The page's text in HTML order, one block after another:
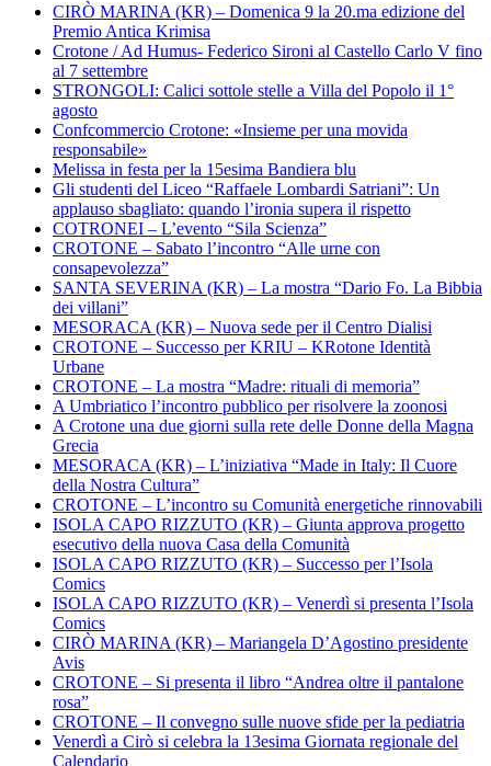
CIRÒ MARINA (KR) – Domenica 9 la 20.ma edizione del
Premio Antica Krimisa
Crotone / Ad Humus- Federico Sironi al Castello Carlo V fino
al 7 settembre
STRONGOLI: Calici sottole stelle a Villa del Popolo il 1°
agosto
Confcommercio Crotone: «Insieme per una movida
responsabile»
Melissa in festa per la 15esima Bandiera blu
Gli studenti del Liceo “Raffaele Lombardi Satriani”: Un
applauso sbagliato: quando l’ironia supera il rispetto
COTRONEI – L’evento “Sila Scienza”
CROTONE – Sabato l’incontro “Alle urne con
consapevolezza”
SANTA SEVERINA (KR) – La mostra “Dario Fo. La Bibbia
dei villani”
MESORACA (KR) – Nuova sede per il Centro Dialisi
CROTONE – Successo per KRIU – KRotone Identità
Urbane
CROTONE – La mostra “Madre: rituali di memoria”
A Umbriatico l’incontro pubblico per risolvere la zoonosi
A Crotone una due giorni sulla rete delle Donne della Magna
Grecia
MESORACA (KR) – L’iniziativa “Made in Italy: Il Cuore
della Nostra Cultura”
CROTONE – L’incontro su Comunità energetiche rinnovabili
ISOLA CAPO RIZZUTO (KR) – Giunta approva progetto
esecutivo della nuova Casa della Comunità
ISOLA CAPO RIZZUTO (KR) – Successo per l’Isola
Comics
ISOLA CAPO RIZZUTO (KR) – Venerdì si presenta l’Isola
Comics
CIRÒ MARINA (KR) – Mariangela D’Agostino presidente
Avis
CROTONE – Si presenta il libro “Andrea oltre il pantalone
rosa”
CROTONE – Il convegno sulle nuove sfide per la pediatria
Venerdì a Cirò si celebra la 13esima Giornata regionale del
Calendario